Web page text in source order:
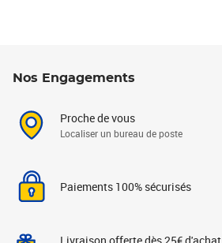
Nos Engagements
Proche de vous
Localiser un bureau de poste
Paiements 100% sécurisés